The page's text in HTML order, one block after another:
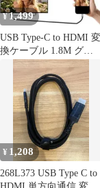
¥1,499
USB Type-C to HDMI 変
換ケーブル 1.8M グレ
ー 4K対応
¥ 1,208
268L373 USB Type C to